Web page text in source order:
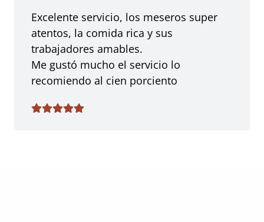
Excelente servicio, los meseros super
atentos, la comida rica y sus
trabajadores amables.
Me gustó mucho el servicio lo
recomiendo al cien porciento